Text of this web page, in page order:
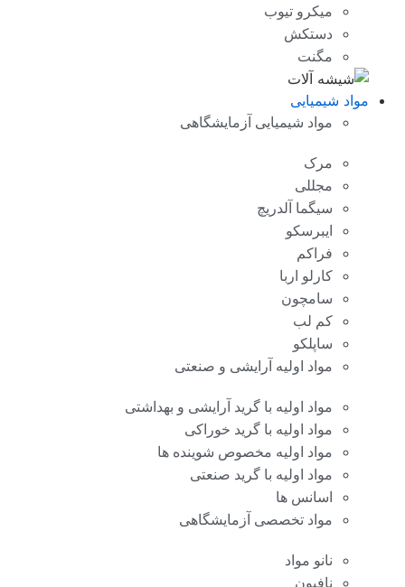
میکرو تیوب
دستکش
مگنت
مواد شیمیایی
مواد شیمیایی آزمایشگاهی
مرک
مجللی
سیگما آلدریچ
ایبرسکو
فراکم
کارلو اربا
سامچون
کم لب
ساپلکو
مواد اولیه آرایشی و صنعتی
مواد اولیه با گرید آرایشی و بهداشتی
مواد اولیه با گرید خوراکی
مواد اولیه مخصوص شوینده ها
مواد اولیه با گرید صنعتی
اسانس ها
مواد تخصصی آزمایشگاهی
نانو مواد
نافیون